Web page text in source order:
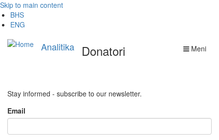
Skip to main content
BHS
ENG
Analitika Meni
Donatori
Stay informed - subscribe to our newsletter.
Email